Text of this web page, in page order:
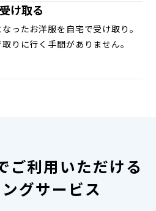
け取る
ったお洋服を自宅で受け取り。
りに行く手間がありません。
ご利用いただける
グサービス